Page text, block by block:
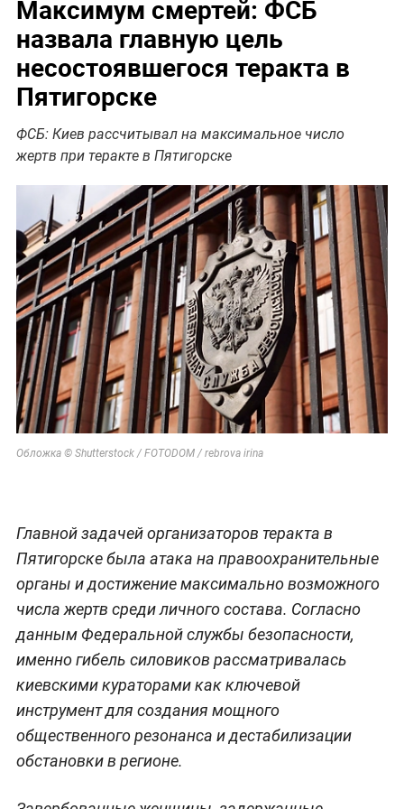
Максимум смертей: ФСБ
назвала главную цель
несостоявшегося теракта в
Пятигорске
ФСБ: Киев рассчитывал на максимальное число
жертв при теракте в Пятигорске
Обложка © Shutterstock / FOTODOM / rebrova irina
Главной задачей организаторов теракта в
Пятигорске была атака на правоохранительные
органы и достижение максимально возможного
числа жертв среди личного состава. Согласно
данным Федеральной службы безопасности,
именно гибель силовиков рассматривалась
киевскими кураторами как ключевой
инструмент для создания мощного
общественного резонанса и дестабилизации
обстановки в регионе.